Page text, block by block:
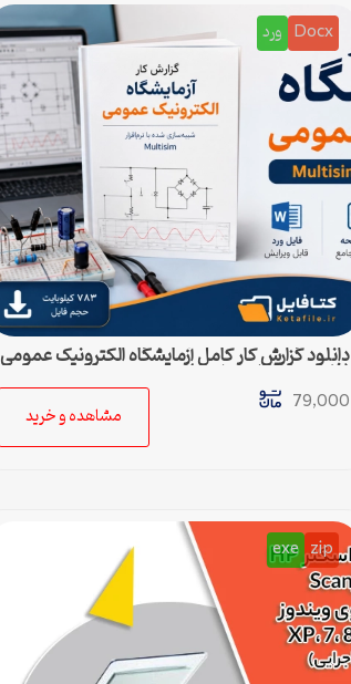
Docx ورد
دانلود گزارش کار کامل آزمایشگاه الکترونیک عمومی
79,000
مشاهده و خرید
zip
exe